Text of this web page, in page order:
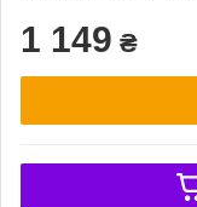
1 149 ₴